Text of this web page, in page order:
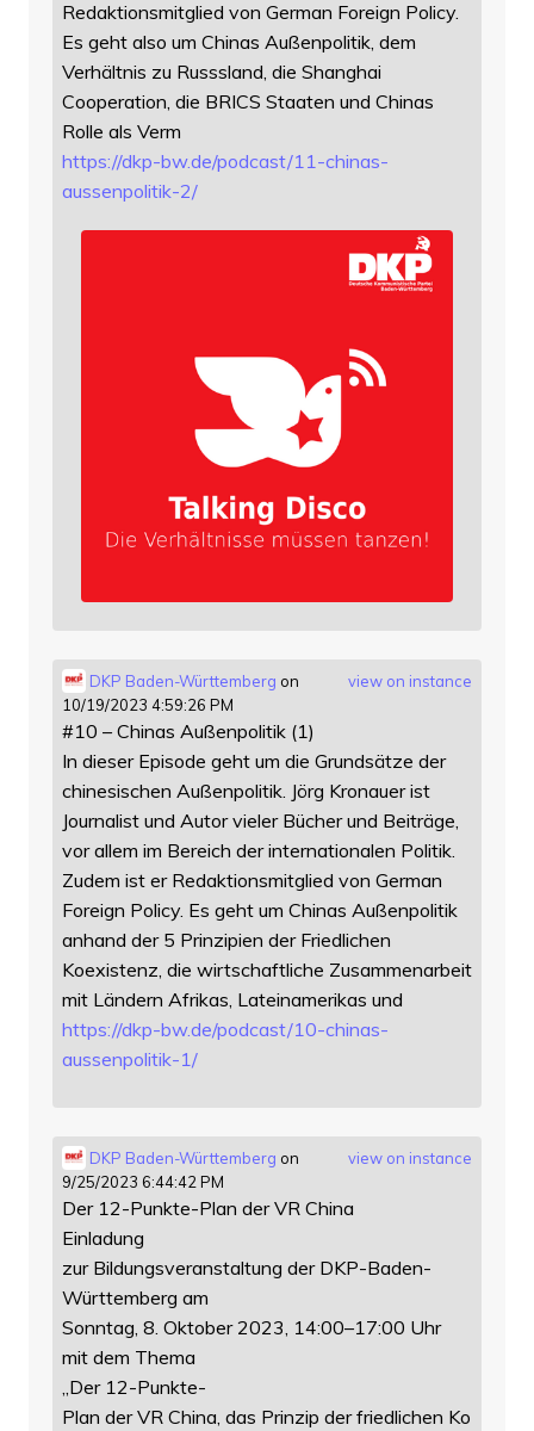
Redaktionsmitglied von German Foreign Policy.
Es geht also um Chinas Außenpolitik, dem
Verhältnis zu Russsland, die Shanghai
Cooperation, die BRICS Staaten und Chinas
Rolle als Verm
https://dkp-bw.de/podcast/11-chinas-
aussenpolitik-2/
view on instance
DKP Baden-Württemberg on
10/19/2023 4:59:26 PM
#10 – Chinas Außenpolitik (1)
In dieser Episode geht um die Grundsätze der
chinesischen Außenpolitik. Jörg Kronauer ist
Journalist und Autor vieler Bücher und Beiträge,
vor allem im Bereich der internationalen Politik.
Zudem ist er Redaktionsmitglied von German
Foreign Policy. Es geht um Chinas Außenpolitik
anhand der 5 Prinzipien der Friedlichen
Koexistenz, die wirtschaftliche Zusammenarbeit
mit Ländern Afrikas, Lateinamerikas und
https://dkp-bw.de/podcast/10-chinas-
aussenpolitik-1/
view on instance
DKP Baden-Württemberg on
9/25/2023 6:44:42 PM
Der 12-Punkte-Plan der VR China
Einladung
zur Bildungsveranstaltung der DKP-Baden-
Württemberg am
Sonntag, 8. Oktober 2023, 14:00–17:00 Uhr
mit dem Thema
„Der 12-Punkte-
Plan der VR China, das Prinzip der friedlichen Ko